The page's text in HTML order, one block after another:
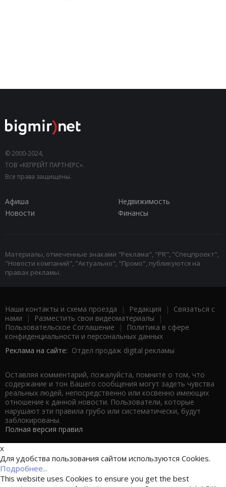
© 2000-2024,
ТОВ «КЕПРЕЙТ ПАРТНЕРС».
Все права защищены.
Афиша
Недвижимость
Новости
Финансы
Материалы, отмеченные знаками "Реклама", "PR", "Спецпроект",
"Новости компаний", "Актуально", "Промо", публикуются на
правах рекламы.
Наши контакты и схема проезда | Редакция | Связаться с
нами | Разместить свои видеоматериалы |
Пользовательское Соглашение |
Политика в сфере
конфиденциальности и персональных данных
Реклама на сайте: Отдел продаж digital рекламы
Оставляя комментарий, пожалуйста, помните о том, что
содержание и тон Вашего сообщения могут задеть чувства
реальных людей, непосредственно или косвенно имеющих
отношение к данной новости. Пользователи, которые
нарушают эти правила грубо или систематически, будут
заблокированы.
Полная версия правил
x
Для удобства пользования сайтом используются Cookies.
Подробнее...
This website uses Cookies to ensure you get the best